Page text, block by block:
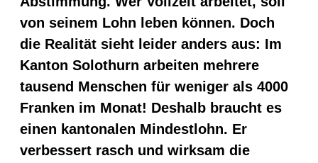
von seinem Lohn leben können. Doch
die Realität sieht leider anders aus: Im
Kanton Solothurn arbeiten mehrere
tausend Menschen für weniger als 4000
Franken im Monat! Deshalb braucht es
einen kantonalen Mindestlohn. Er
verbessert rasch und wirksam die